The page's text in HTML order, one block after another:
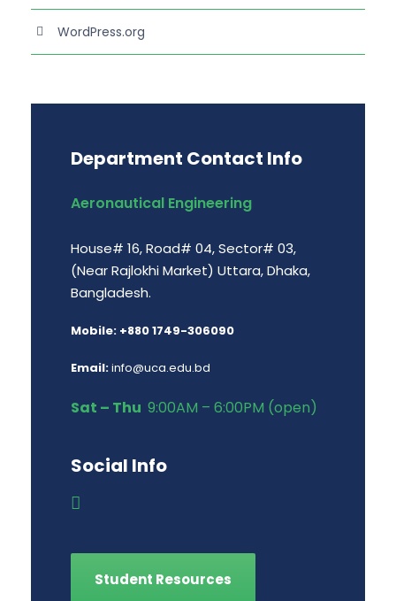
WordPress.org
Department Contact Info
Aeronautical Engineering
House# 16, Road# 04, Sector# 03,
(Near Rajlokhi Market) Uttara, Dhaka,
Bangladesh.
Mobile: +880 1749-306090
Email:info@uca.edu.bd
Sat – Thu 9:00AM – 6:00PM (open)
Social Info
Student Resources